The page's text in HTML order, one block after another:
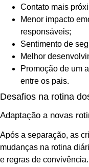
Contato mais
Menor impacto
responsáveis;
Sentimento de
Melhor
Promoção de um
entre os pais.
Desafios na rotina
Adaptação a novas
Após a separação, as
mudanças na rotina
e regras de